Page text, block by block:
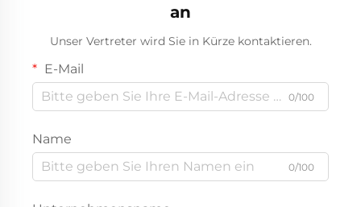
an
Unser Vertreter wird Sie in Kürze kontaktieren.
E-Mail
0/100
Name
0/100